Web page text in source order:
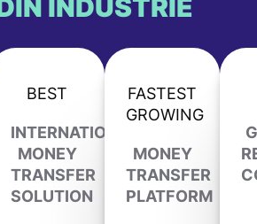
INDUSTRIE
BEST
INTERNATIONAL
MONEY
TRANSFER
SOLUTION
FASTEST
GROWING
MONEY
TRANSFER
PLATFORM